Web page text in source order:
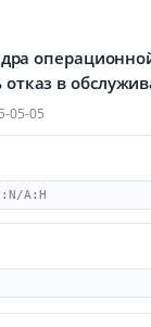
в
05-05
A:H